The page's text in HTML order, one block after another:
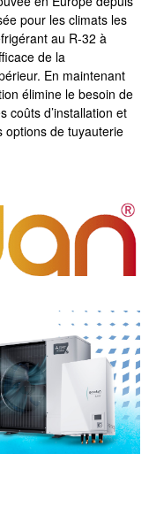
pour les climats les
au R-32 à
de la
En maintenant
élimine le besoin de
coûts d’installation et
options de tuyauterie